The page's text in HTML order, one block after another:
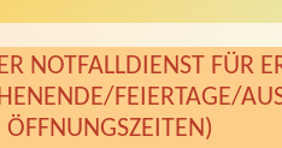
NOTFALLDIENST FÜR
FEIERTAGE/
FFNUNGSZEITEN)